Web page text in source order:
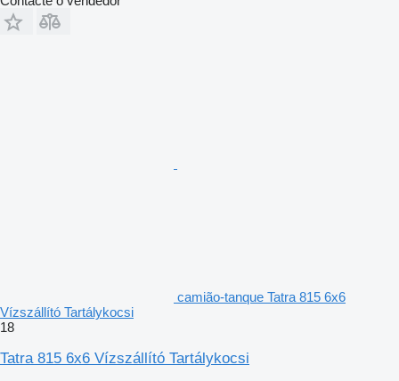
camião-tanque Tatra 815 6x6
Vízszállító Tartálykocsi
18
Tatra 815 6x6 Vízszállító Tartálykocsi